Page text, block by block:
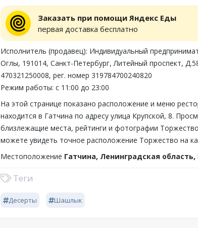
Заказать при помощи Яндекс Еды
первая доставка бесплатно
Исполнитель (продавец): Индивидуальный
Оглы, 191014, Санкт-Петербург, Литейный проспект,
470321250008, рег. номер 319784700240820
Режим работы: с 11:00 до 23:00
На этой странице показано расположение и меню
находится в Гатчина по адресу улица Крупской, 8.
близлежащие места, рейтинги и фотографии
можете увидеть точное расположение Торжество на
Местоположение Гатчина, Ленинградская область,
Теги
Десерты Шашлык